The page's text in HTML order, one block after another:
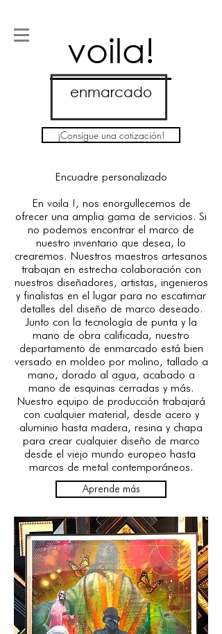
voila!
enmarcado
¡Consigue una cotización!
Encuadre personalizado
En voila !, nos enorgullecemos de
ofrecer una amplia gama de servicios. Si
no podemos encontrar el marco de
nuestro inventario que desea, lo
crearemos. Nuestros maestros artesanos
trabajan en estrecha colaboración con
nuestros diseñadores, artistas, ingenieros
y finalistas en el lugar para no escatimar
detalles del diseño de marco deseado.
Junto con la tecnología de punta y la
mano de obra calificada, nuestro
departamento de enmarcado está bien
versado en moldeo por molino, tallado a
mano, dorado al agua, acabado a
mano de esquinas cerradas y más.
Nuestro equipo de producción trabajará
con cualquier material, desde acero y
aluminio hasta madera, resina y chapa
para crear cualquier diseño de marco
desde el viejo mundo europeo hasta
marcos de metal contemporáneos.
Aprende más